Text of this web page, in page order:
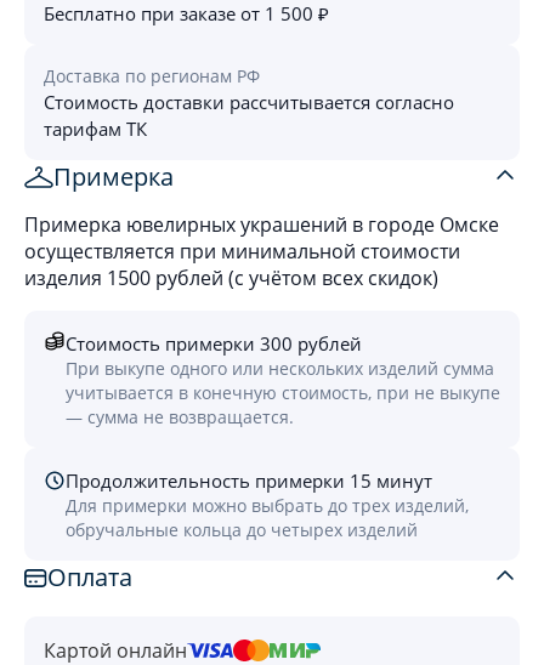
Бесплатно при заказе от 1 500 ₽
Доставка по регионам РФ
Стоимость доставки рассчитывается согласно
тарифам ТК
Примерка
Примерка ювелирных украшений в городе Омске
осуществляется при минимальной стоимости
изделия 1500 рублей (с учётом всех скидок)
Стоимость примерки 300 рублей
При выкупе одного или нескольких изделий сумма
учитывается в конечную стоимость, при не выкупе
— сумма не возвращается.
Продолжительность примерки 15 минут
Для примерки можно выбрать до трех изделий,
обручальные кольца до четырех изделий
Оплата
Картой онлайн